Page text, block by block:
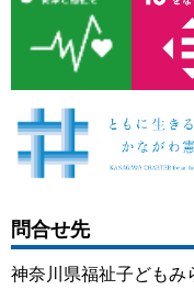
問合せ先
神奈川県福祉子どもみ